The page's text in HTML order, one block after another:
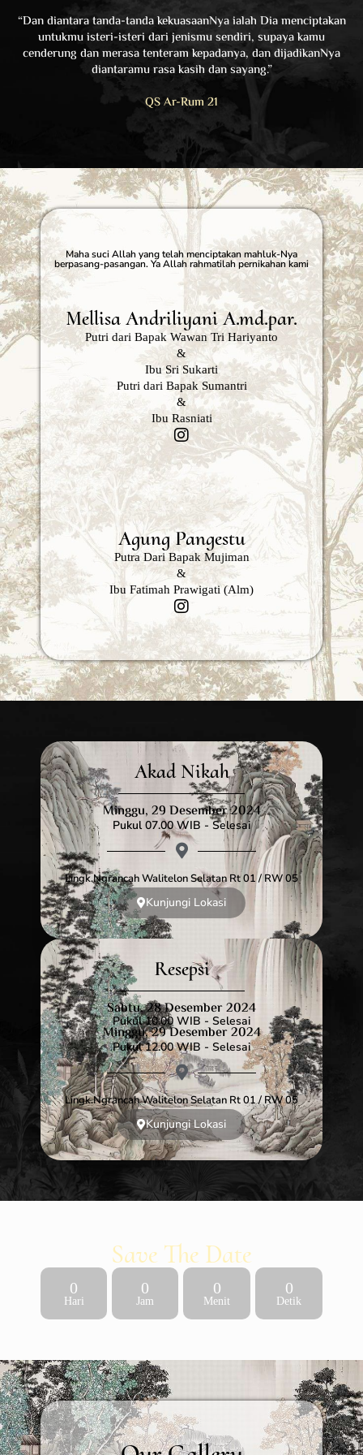
“Dan diantara tanda-tanda kekuasaanNya ialah Dia menciptakan
untukmu isteri-isteri dari jenismu sendiri, supaya kamu
cenderung dan merasa tenteram kepadanya, dan dijadikanNya
diantaramu rasa kasih dan sayang.”
QS Ar-Rum 21
Maha suci Allah yang telah menciptakan mahluk-Nya
berpasang-pasangan. Ya Allah rahmatilah pernikahan kami
Mellisa Andriliyani A.md.par.
Putri dari Bapak Wawan Tri Hariyanto
&
Ibu Sri Sukarti
Putri dari Bapak Sumantri
&
Ibu Rasniati
Agung Pangestu
Putra Dari Bapak Mujiman
&
Ibu Fatimah Prawigati (alm)
Akad Nikah
Minggu, 29 Desember 2024
Pukul 07.00 WIB - Selesai
Lingk.ngrancah Walitelon Selatan Rt 01 / RW 05
Kunjungi Lokasi
Resepsi
Sabtu, 28 Desember 2024
Pukul 10.00 WIB - Selesai
Minggu, 29 Desember 2024
Pukul 12.00 WIB - Selesai
Lingk.ngrancah Walitelon Selatan Rt 01 / RW 05
Kunjungi Lokasi
Save The Date
0
Hari
0
Jam
0
Menit
0
Detik